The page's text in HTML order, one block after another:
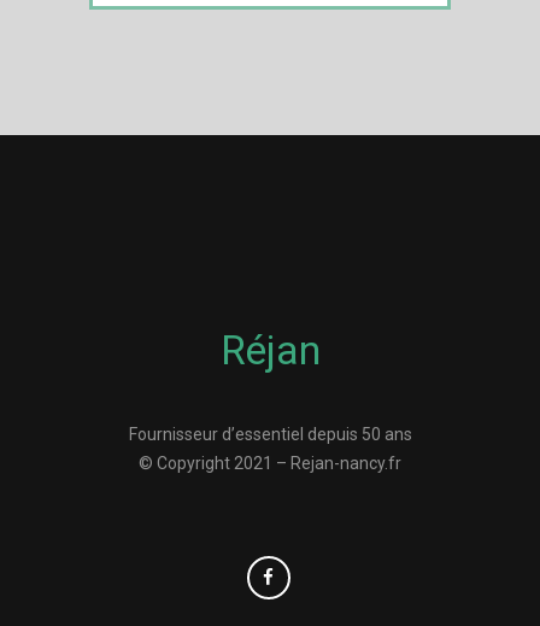
Réjan
Fournisseur d’essentiel depuis 50 ans
© Copyright 2021 – Rejan-nancy.fr